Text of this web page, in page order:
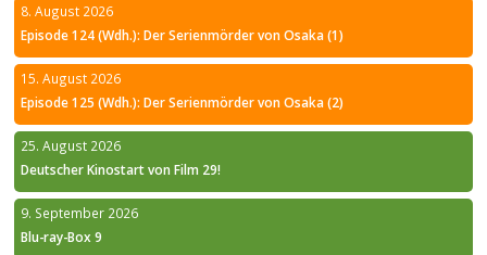
8. August 2026
Episode 124 (Wdh.): Der Serienmörder von Osaka (1)
15. August 2026
Episode 125 (Wdh.): Der Serienmörder von Osaka (2)
25. August 2026
Deutscher Kinostart von Film 29!
9. September 2026
Blu-ray-Box 9